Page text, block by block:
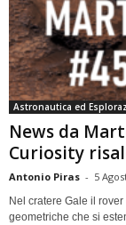
Astronautica ed
News da
Curiosity
Antonio Piras - 5
Nel cratere Gale il
geometriche che si